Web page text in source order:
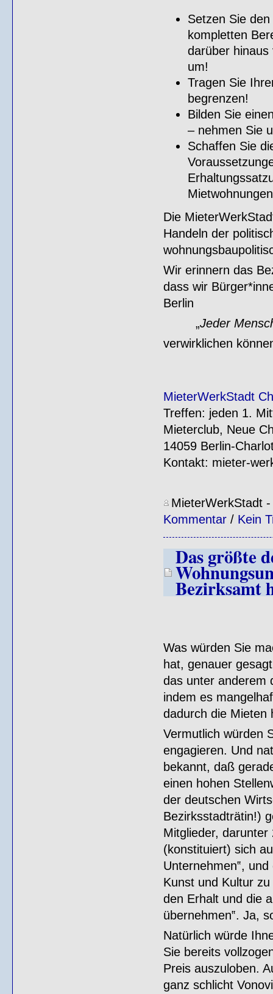
Setzen Sie
kompletten
darüber hinaus
um!
Tragen Sie
begrenzen!
Bilden Sie
– nehmen Sie
Schaffen Sie
Die
Handeln der
Wir erinnern das
dass wir
Berlin
„Jeder
verwirklichen
MieterWerkStadt
Treffen: jeden 1.
Mieterclub, Neue
14059 Berlin-
Kontakt: mieter-
MieterWerkStadt
Kommentar/ Kein
Das größte
Bezirksamt
Was würden Sie
hat, genauer
das unter anderem
indem es
dadurch die Mieten
Vermutlich würden
engagieren. Und
bekannt, daß
einen hohen
der deutschen
Bezirksstadträtin!)
Mitglieder, darunter
(konstituiert) sich
Unternehmen‟,
Kunst und Kultur
den Erhalt und die
übernehmen‟. Ja,
Natürlich würde
Sie bereits
Preis auszuloben.
ganz schlicht